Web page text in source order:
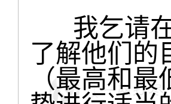
我乞请在
了解他们的
（最高和